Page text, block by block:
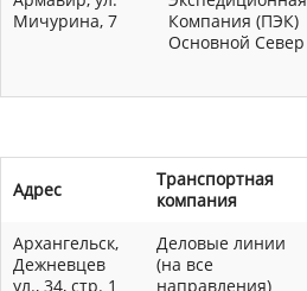
Мичурина, 7
Компания (ПЭК)
Основной Север
Адрес
Транспортная
компания
Архангельск,
Дежневцев
ул., 34, стр. 1
Деловые линии
(на все
направления)